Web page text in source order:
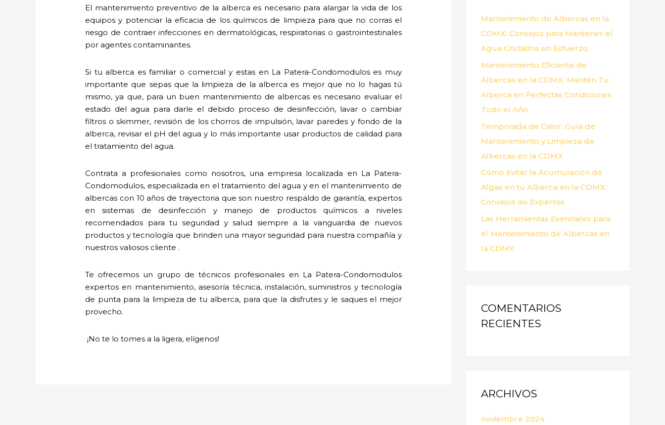
El mantenimiento preventivo de la alberca es necesario para alargar la vida de los
equipos y potenciar la eficacia de los químicos de limpieza para que no corras el
riesgo de contraer infecciones en dermatológicas, respiratorias o gastrointestinales
por agentes contaminantes.
Si tu alberca es familiar o comercial y estas en La Patera-Condomodulos es muy
importante que sepas que la limpieza de la alberca es mejor que no lo hagas tú
mismo, ya que, para un buen mantenimiento de albercas es necesario evaluar el
estado del agua para darle el debido proceso de desinfección, lavar o cambiar
filtros o skimmer, revisión de los chorros de impulsión, lavar paredes y fondo de la
alberca, revisar el pH del agua y lo más importante usar productos de calidad para
el tratamiento del agua.
Contrata a profesionales como nosotros, una empresa localizada en La Patera-
Condomodulos, especializada en el tratamiento del agua y en el mantenimiento de
albercas con 10 años de trayectoria que son nuestro respaldo de garantía, expertos
en sistemas de desinfección y manejo de productos químicos a niveles
recomendados para tu seguridad y salud siempre a la vanguardia de nuevos
productos y tecnología que brinden una mayor seguridad para nuestra compañía y
nuestros valiosos cliente .
Te ofrecemos un grupo de técnicos profesionales en La Patera-Condomodulos
expertos en mantenimiento, asesoría técnica, instalación, suministros y tecnología
de punta para la limpieza de tu alberca, para que la disfrutes y le saques el mejor
provecho.
¡No te lo tomes a la ligera, elígenos!
o
r
:
Mantenimiento de Albercas en la
CDMX: Consejos para Mantener el
Agua Cristalina sin Esfuerzo
Mantenimiento Eficiente de
Albercas en la CDMX: Mantén Tu
Alberca en Perfectas Condiciones
Todo el Año
Temporada de Calor: Guía de
Mantenimiento y Limpieza de
Albercas en la CDMX
Cómo Evitar la Acumulación de
Algas en tu Alberca en la CDMX:
Consejos de Expertos
Las Herramientas Esenciales para
el Mantenimiento de Albercas en
la CDMX
COMENTARIOS
RECIENTES
ARCHIVOS
noviembre 2024